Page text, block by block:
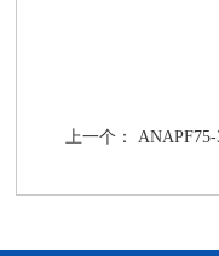
上一个：